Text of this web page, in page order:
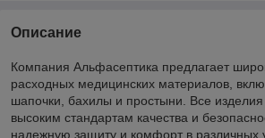
Описание
Компания Альфасептика предлагает
расходных медицинских материалов,
шапочки, бахилы и простыни. Все изделия
высоким стандартам качества и
надежную защиту и комфорт в различных